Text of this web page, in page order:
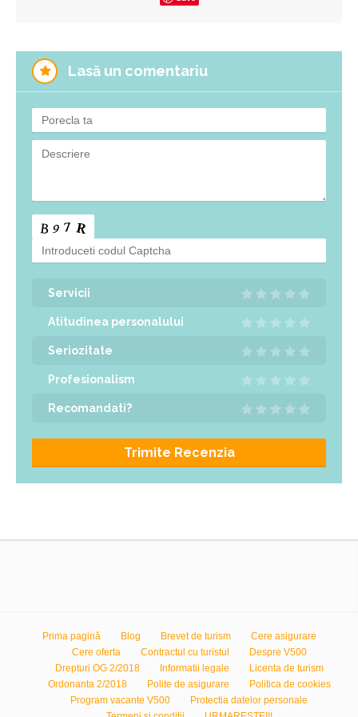
Lasă un comentariu
Servicii
Atitudinea personalului
Seriozitate
Profesionalism
Recomandati?
Trimite Recenzia
Prima pagină Blog Brevet de turism
Cere asigurare
Cere oferta
Contractul cu turistul
Despre V500
Drepturi OG 2/2018
Informatii legale
Licenta de turism
Ordonanta 2/2018
Polite de asigurare
Politica de cookies
Program vacante V500
Protectia datelor personale